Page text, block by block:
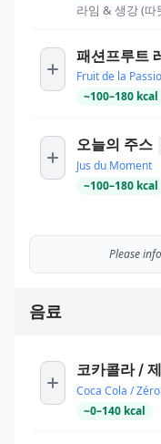
라임 & 생강 (따
패션프루트
Fruit de la
~100–180 kcal
오늘의 주스
Jus du Moment
~100–180 kcal
Please
음료
코카콜라 /
Coca Cola /
~0–140 kcal